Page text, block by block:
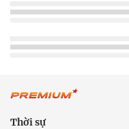
Thời sự